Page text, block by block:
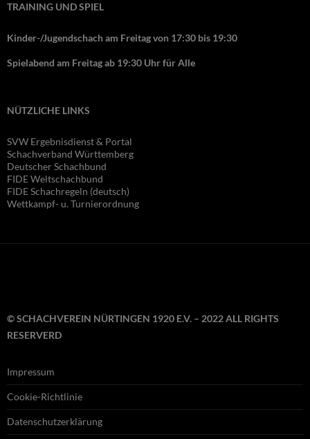
TRAINING UND SPIEL
Kinder-/Jugendschach am Freitag von 17:30 bis 19:30
Spielabend am Freitag ab 19:30 Uhr für Alle
NÜTZLICHE LINKS
SVW Ergebnisdienst & Portal
Schachverband Württemberg
Deutscher Schachbund
FIDE Weltschachbund
FIDE Schachregeln (deutsch)
Wettkampf- u. Turnierordnung
© SCHACHVEREIN NÜRTINGEN 1920 E.V. – 2022 ALL RIGHTS
RESERVERD
Impressum
Cookie-Richtlinie
Datenschutzerklärung